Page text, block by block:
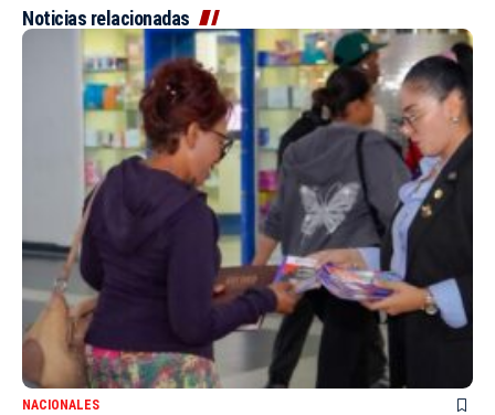
Noticias relacionadas
NACIONALES